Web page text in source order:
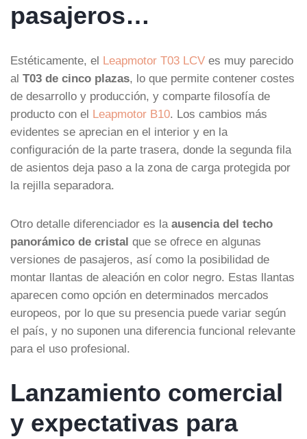
pasajeros…
Estéticamente, el Leapmotor T03 LCV es muy parecido
al T03 de cinco plazas, lo que permite contener costes
de desarrollo y producción, y comparte filosofía de
producto con el Leapmotor B10. Los cambios más
evidentes se aprecian en el interior y en la
configuración de la parte trasera, donde la segunda fila
de asientos deja paso a la zona de carga protegida por
la rejilla separadora.
Otro detalle diferenciador es la ausencia del techo
panorámico de cristal que se ofrece en algunas
versiones de pasajeros, así como la posibilidad de
montar llantas de aleación en color negro. Estas llantas
aparecen como opción en determinados mercados
europeos, por lo que su presencia puede variar según
el país, y no suponen una diferencia funcional relevante
para el uso profesional.
Lanzamiento comercial
y expectativas para